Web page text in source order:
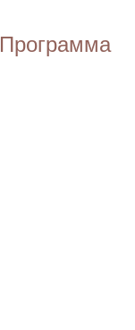
Программа